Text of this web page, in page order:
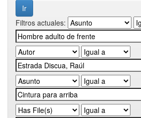
Filtros actuales: